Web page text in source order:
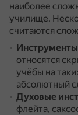
наиболее
училище.
считаются
относятся
учёбы на
абсолютный
Духовые
флейта,